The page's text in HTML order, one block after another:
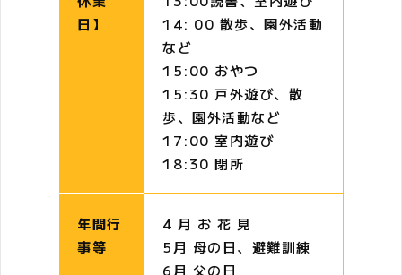
日】
14: 00 散歩、園外活動
など
15:00 おやつ
15:30 戸外遊び、散
歩、園外活動など
17:00 室内遊び
18:30 閉所
年間行
事等
4 月 お 花 見
5月 母の日、避難訓練
6月 父の日